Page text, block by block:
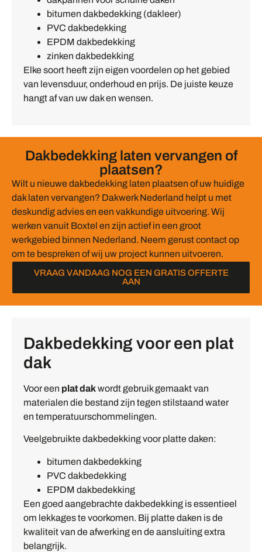
bitumen dakbedekking (dakleer)
PVC dakbedekking
EPDM dakbedekking
zinken dakbedekking
Elke soort heeft zijn eigen voordelen op het gebied
van levensduur, onderhoud en prijs. De juiste keuze
hangt af van uw dak en wensen.
Dakbedekking laten vervangen of
plaatsen?
Wilt u nieuwe dakbedekking laten plaatsen of uw huidige
dak laten vervangen? Dakwerk Nederland helpt u met
deskundig advies en een vakkundige uitvoering. Wij
werken vanuit Boxtel en zijn actief in een groot
werkgebied binnen Nederland. Neem gerust contact op
om te bespreken of wij uw project kunnen uitvoeren.
VRAAG VANDAAG NOG EEN GRATIS OFFERTE
AAN
Dakbedekking voor een plat
dak
Voor een plat dakwordt gebruik gemaakt van
materialen die bestand zijn tegen stilstaand water
en temperatuurschommelingen.
Veelgebruikte dakbedekking voor platte daken:
bitumen dakbedekking
PVC dakbedekking
EPDM dakbedekking
Een goed aangebrachte dakbedekking is essentieel
om lekkages te voorkomen. Bij platte daken is de
kwaliteit van de afwerking en de aansluiting extra
belangrijk.